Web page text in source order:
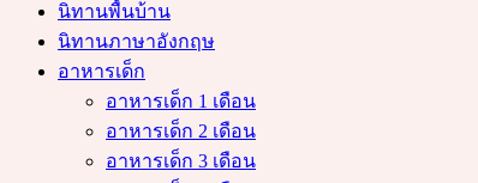
นิทานพื้นบ้าน
นิทานภาษาอังกฤษ
อาหารเด็ก
อาหารเด็ก 1 เดือน
อาหารเด็ก 2 เดือน
อาหารเด็ก 3 เดือน